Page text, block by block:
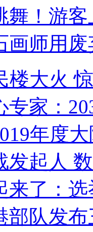
舞！游客
画师用
楼大火
专家：
年度
发起人
来了：
部队发